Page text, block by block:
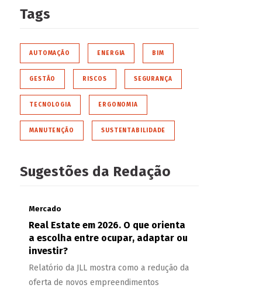
Tags
AUTOMAÇÃO ENERGIA BIM
GESTÃO RISCOS SEGURANÇA
TECNOLOGIA ERGONOMIA
MANUTENÇÃO SUSTENTABILIDADE
Sugestões da Redação
Mercado
Real Estate em 2026. O que orienta
a escolha entre ocupar, adaptar ou
investir?
Relatório da JLL mostra como a redução da
oferta de novos empreendimentos